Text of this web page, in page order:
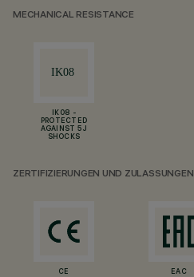
MECHANICAL RESISTANCE
IK08 -
PROTECTED
AGAINST 5 J
SHOCKS
ZERTIFIZIERUNGEN UND ZULASSUNGEN
CE EAC